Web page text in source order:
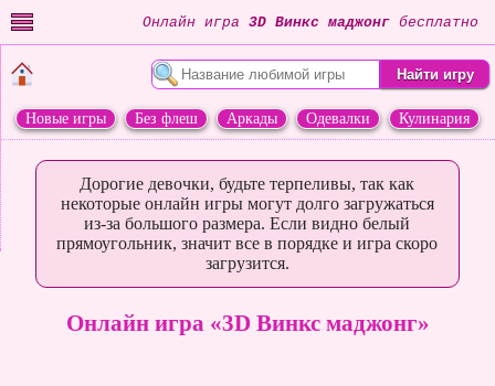
Онлайн игра 3D Винкс маджонг бесплатно
Новые игры Без флеш Аркады Одевалки
Кулинария
Дорогие девочки, будьте терпеливы, так как
некоторые онлайн игры могут долго загружаться
из-за большого размера. Если видно белый
прямоугольник, значит все в порядке и игра скоро
загрузится.
Онлайн игра «3D Винкс маджонг»